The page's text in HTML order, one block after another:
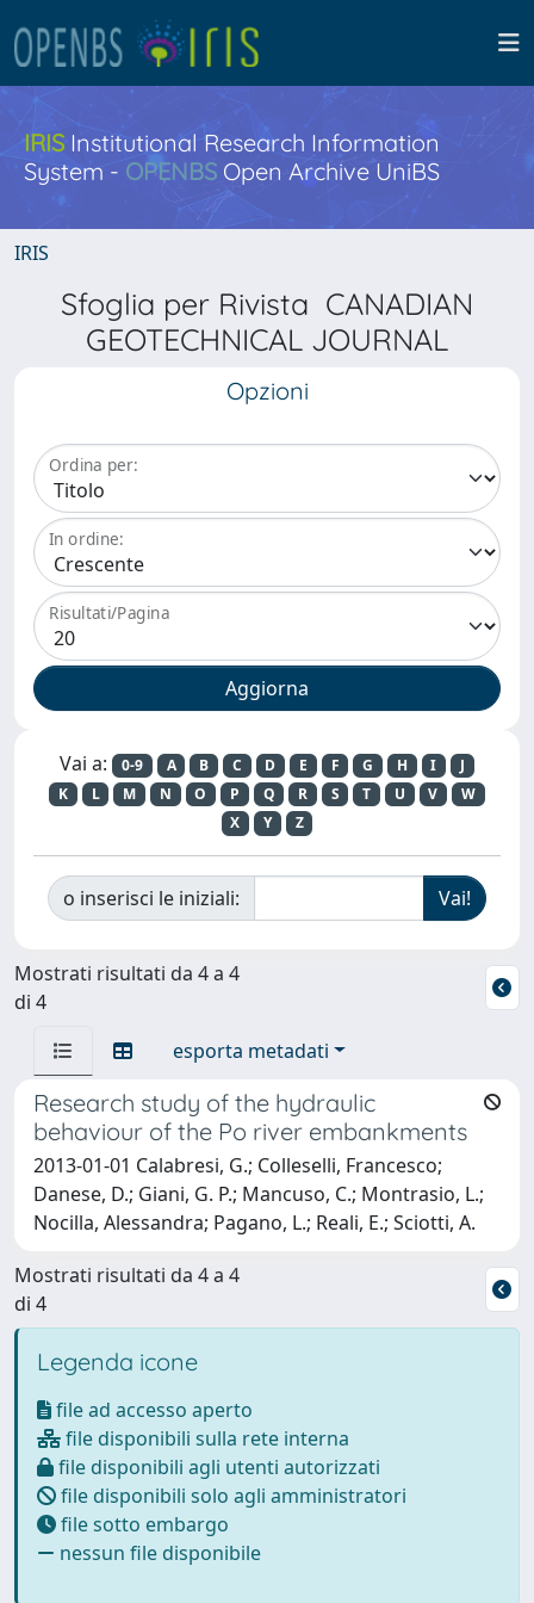
IRISInstitutional Research Information
System - OPENBS Open Archive UniBS
IRIS
Sfoglia per Rivista CANADIAN
GEOTECHNICAL JOURNAL
Opzioni
Ordina per:
In ordine:
Risultati/Pagina
Vai a: 0-9 A B C D E F G H I
J
K
L M N O P Q R S T U V
W
X
Y Z
o inserisci le iniziali:
Mostrati risultati da 4 a 4
di 4
esporta metadati
Research study of the hydraulic
behaviour of the Po river embankments
2013-01-01 Calabresi, G.; Colleselli, Francesco;
Danese, D.; Giani, G. P.; Mancuso, C.; Montrasio, L.;
Nocilla, Alessandra; Pagano, L.; Reali, E.; Sciotti, A.
Mostrati risultati da 4 a 4
di 4
Legenda icone
file ad accesso aperto
file disponibili sulla rete interna
file disponibili agli utenti autorizzati
file disponibili solo agli amministratori
file sotto embargo
nessun file disponibile